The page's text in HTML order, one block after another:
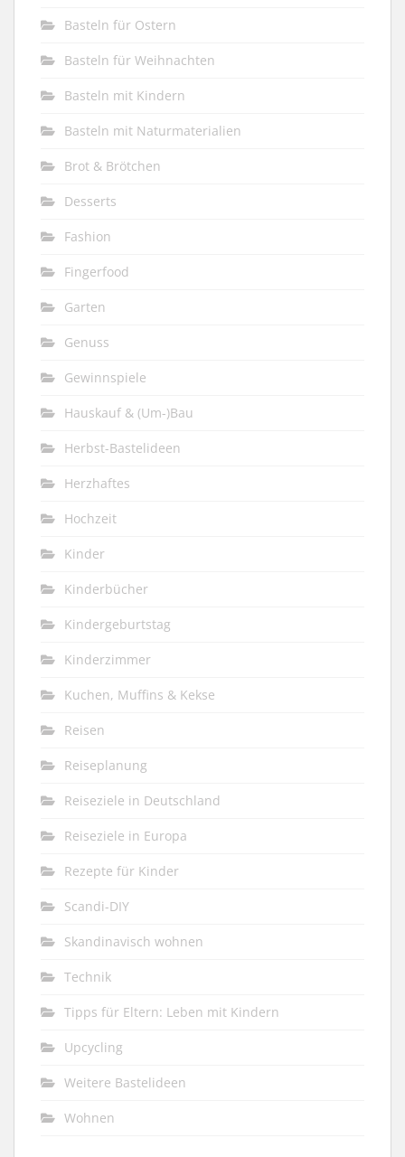
Basteln für Ostern
Basteln für Weihnachten
Basteln mit Kindern
Basteln mit Naturmaterialien
Brot & Brötchen
Desserts
Fashion
Fingerfood
Garten
Genuss
Gewinnspiele
Hauskauf & (Um-)Bau
Herbst-Bastelideen
Herzhaftes
Hochzeit
Kinder
Kinderbücher
Kindergeburtstag
Kinderzimmer
Kuchen, Muffins & Kekse
Reisen
Reiseplanung
Reiseziele in Deutschland
Reiseziele in Europa
Rezepte für Kinder
Scandi-DIY
Skandinavisch wohnen
Technik
Tipps für Eltern: Leben mit Kindern
Upcycling
Weitere Bastelideen
Wohnen